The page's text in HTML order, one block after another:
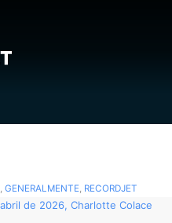
, GENERALMENTE, RECORDJET